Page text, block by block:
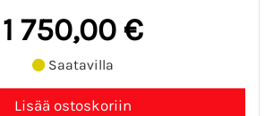
1 750,00 €
Saatavilla